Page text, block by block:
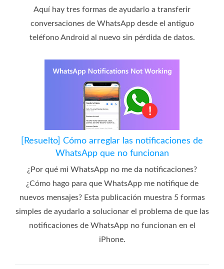
Aquí hay tres formas de ayudarlo a transferir
conversaciones de WhatsApp desde el antiguo
teléfono Android al nuevo sin pérdida de datos.
[Resuelto] Cómo arreglar las notificaciones de
WhatsApp que no funcionan
¿Por qué mi WhatsApp no ​​me da notificaciones?
¿Cómo hago para que WhatsApp me notifique de
nuevos mensajes? Esta publicación muestra 5 formas
simples de ayudarlo a solucionar el problema de que las
notificaciones de WhatsApp no ​​funcionan en el
iPhone.